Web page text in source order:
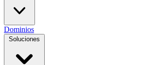
Dominios
Soluciones